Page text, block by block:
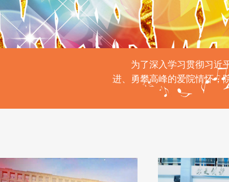
为了深入学习贯彻习近
进、勇攀高峰的爱院情怀，